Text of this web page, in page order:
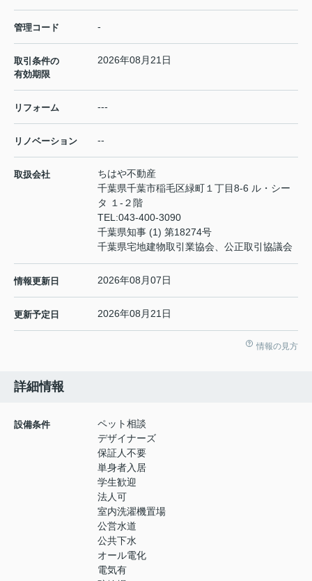
管理コード -
取引条件の
有効期限
2026年08月21日
リフォーム ---
リノベーション --
取扱会社
ちはや不動産
千葉県千葉市稲毛区緑町１丁目8-6 ル・シー
タ １-２階
TEL:043-400-3090
千葉県知事 (1) 第18274号
千葉県宅地建物取引業協会、公正取引協議会
情報更新日 2026年08月07日
更新予定日 2026年08月21日
情報の見方
詳細情報
設備条件
ペット相談
デザイナーズ
保証人不要
単身者入居
学生歓迎
法人可
室内洗濯機置場
公営水道
公共下水
オール電化
電気有